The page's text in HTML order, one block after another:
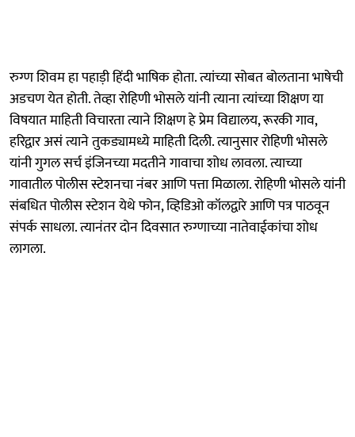
रुग्ण शिवम हा पहाड़ी हिंदी भाषिक होता. त्यांच्या सोबत बोलताना भाषेची
अडचण येत होती. तेव्हा रोहिणी भोसले यांनी त्याना त्यांच्या शिक्षण या
विषयात माहिती विचारता त्याने शिक्षण हे प्रेम विद्यालय, रूरकी गाव,
हरिद्वार असं त्याने तुकड्यामध्ये माहिती दिली. त्यानुसार रोहिणी भोसले
यांनी गुगल सर्च इंजिनच्या मदतीने गावाचा शोध लावला. त्याच्या
गावातील पोलीस स्टेशनचा नंबर आणि पत्ता मिळाला. रोहिणी भोसले यांनी
संबधित पोलीस स्टेशन येथे फोन, व्हिडिओ कॉलद्वारे आणि पत्र पाठवून
संपर्क साधला. त्यानंतर दोन दिवसात रुग्णाच्या नातेवाईकांचा शोध
लागला.